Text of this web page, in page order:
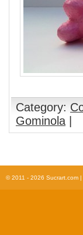
Category:
Gominola
© 2011 - 2026 Sucrart.com |